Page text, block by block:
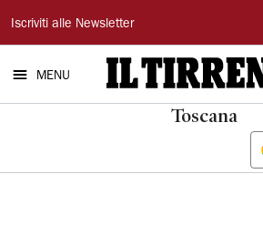
Il
Tirreno
Iscriviti alle Newsletter
MENU
Toscana